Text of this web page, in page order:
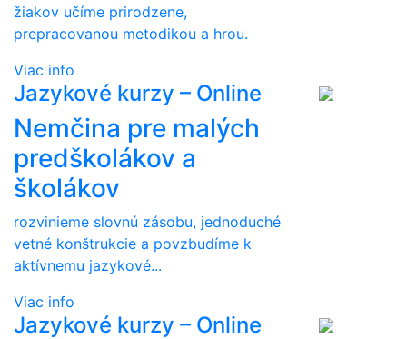
žiakov učíme prirodzene,
prepracovanou metodikou a hrou.
Viac info
Jazykové kurzy – Online
Nemčina pre malých
predškolákov a
školákov
rozvinieme slovnú zásobu, jednoduché
vetné konštrukcie a povzbudíme k
aktívnemu jazykové...
Viac info
Jazykové kurzy – Online